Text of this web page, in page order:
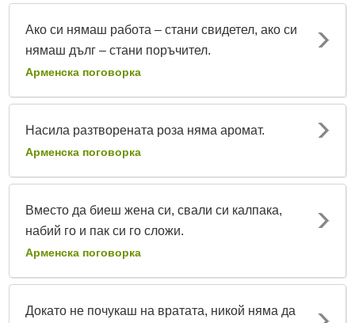
Ако си нямаш работа – стани свидетел, ако си
нямаш дълг – стани поръчител.
Арменска поговорка
Насила разтворената роза няма аромат.
Арменска поговорка
Вместо да биеш жена си, свали си калпака,
набий го и пак си го сложи.
Арменска поговорка
Докато не почукаш на вратата, никой няма да